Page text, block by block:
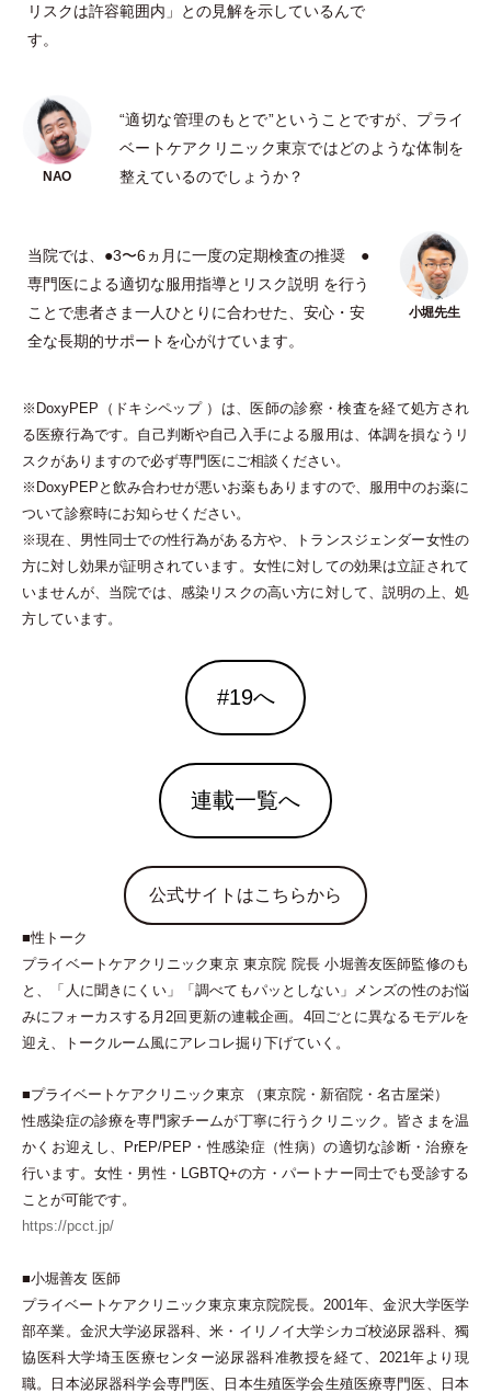
リスクは許容範囲内 」
との見解を示しているんで
す。
“適切な管理のもとで”ということですが、プライ
ベートケアクリニック東京ではどのような体制を
整えているのでしょうか？
当院では、●3〜6ヵ月に一度の定期検査の推奨 ●
専門医による適切な服用指導とリスク説明 を行う
ことで患者さま一人ひとりに合わせた、安心 ・ 安
全な長期的サポートを心がけています。
※DoxyPEP （ ドキシペップ ） は、医師の診察 ・検査を経て処方され
る医療行為です。自己判断や自己入手による服用は、体調を損なうリ
スクがありますので必ず専門医にご相談ください。
※DoxyPEPと飲み合わせが悪いお薬もありますので、服用中のお薬に
ついて診察時にお知らせください。
※現在、男性同士での性行為がある方や、トランスジェンダー女性の
方に対し効果が証明されています。女性に対しての効果は立証されて
いませんが、当院では、感染リスクの高い方に対して、説明の上、処
方しています。
#19へ
連載一覧へ
公式サイトはこちらから
■性トーク
プライベートケアクリニック東京 東京院 院長 小堀善友医師監修のも
と、
「 人に聞きにくい」 「調べてもパッとしない」
メンズの性のお悩
みにフォーカスする月2回更新の連載企画。4回ごとに異なるモデルを
迎え、トークルーム風にアレコレ掘り下げていく。
■プライベートケアクリニック東京 （東京院 ・ 新宿院 ・ 名古屋栄）
性感染症の診療を専門家チームが丁寧に行うクリニック。皆さまを温
かくお迎えし、PrEP/PEP ・性感染症 （性病 ）の適切な診断 ・治療を
行います。女性 ・ 男性 ・ LGBTQ+の方 ・ パートナー同士でも受診する
ことが可能です。
https://pcct.jp/
■小堀善友 医師
プライベートケアクリニック東京東京院院長。2001年、金沢大学医学
部卒業。金沢大学泌尿器科、米 ・ イリノイ大学シカゴ校泌尿器科、獨
協医科大学埼玉医療センター泌尿器科准教授を経て、2021年より現
職。日本泌尿器科学会専門医、日本生殖医学会生殖医療専門医、日本